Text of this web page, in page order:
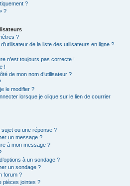
?
?
?
de la liste des utilisateurs en ligne ?
n’est toujours pas correcte !
!
de mon nom d’utilisateur ?
le modifier ?
lorsque je clique sur le lien de courrier
ou une réponse ?
un message ?
à mon message ?
à un sondage ?
un sondage ?
forum ?
pièces jointes ?